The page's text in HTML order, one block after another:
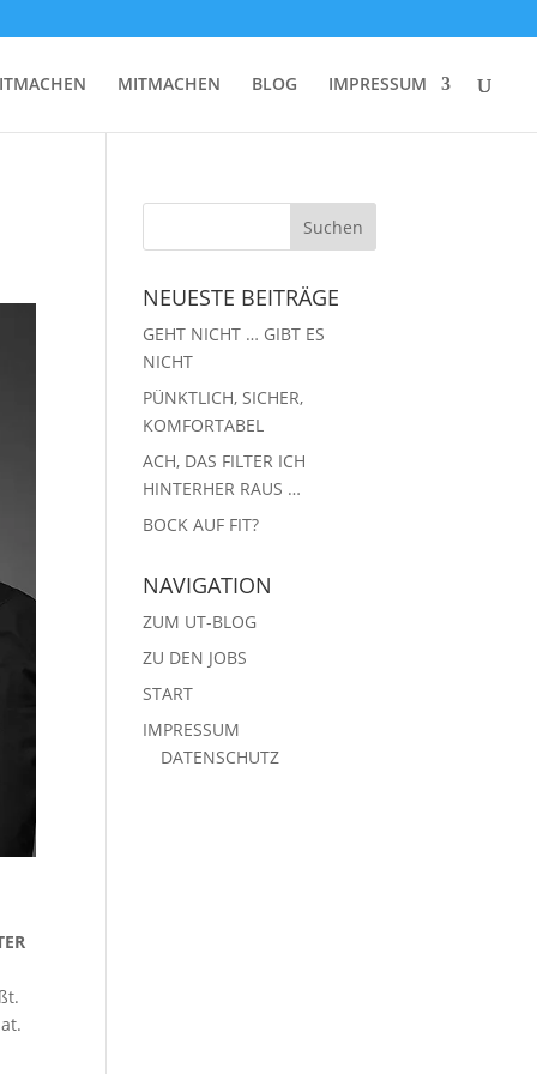
MITMACHEN BLOG IMPRESSUM
NEUESTE BEITRÄGE
GEHT NICHT … GIBT ES
NICHT
PÜNKTLICH, SICHER,
KOMFORTABEL
ACH, DAS FILTER ICH
HINTERHER RAUS …
BOCK AUF FIT?
NAVIGATION
ZUM UT-BLOG
ZU DEN JOBS
START
IMPRESSUM
DATENSCHUTZ